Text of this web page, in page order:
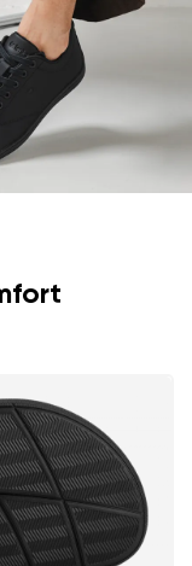
inseriti ai
pubblicazione.
inseriti ai
pubblicazione.